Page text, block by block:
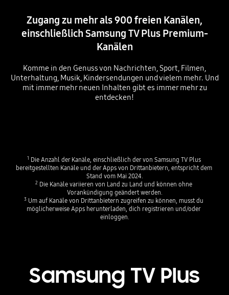
Zugang zu mehr als 900 freien Kanälen,
einschließlich Samsung TV Plus Premium-
Kanälen
Komme in den Genuss von Nachrichten, Sport, Filmen,
Unterhaltung, Musik, Kindersendungen und vielem mehr. Und
mit immer mehr neuen Inhalten gibt es immer mehr zu
entdecken!
1 Die Anzahl der Kanäle, einschließlich der von Samsung TV Plus
bereitgestellten Kanäle und der Apps von Drittanbietern, entspricht dem
Stand vom Mai 2024.
2 Die Kanäle variieren von Land zu Land und können ohne
Vorankündigung geändert werden.
3 Um auf Kanäle von Drittanbietern zugreifen zu können, musst du
möglicherweise Apps herunterladen, dich registrieren und/oder
einloggen.
Samsung TV Plus